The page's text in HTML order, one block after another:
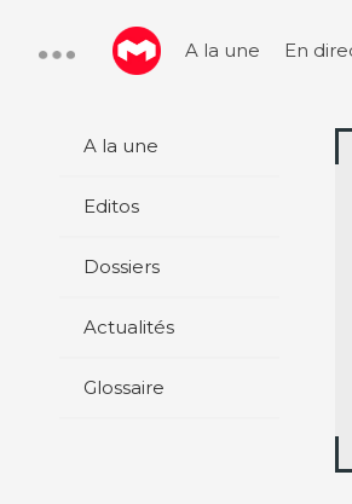
A la une En
A la une
Editos
Dossiers
Actualités
Glossaire